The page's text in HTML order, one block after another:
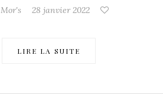
Mor's 28 janvier 2022
LIRE LA SUITE